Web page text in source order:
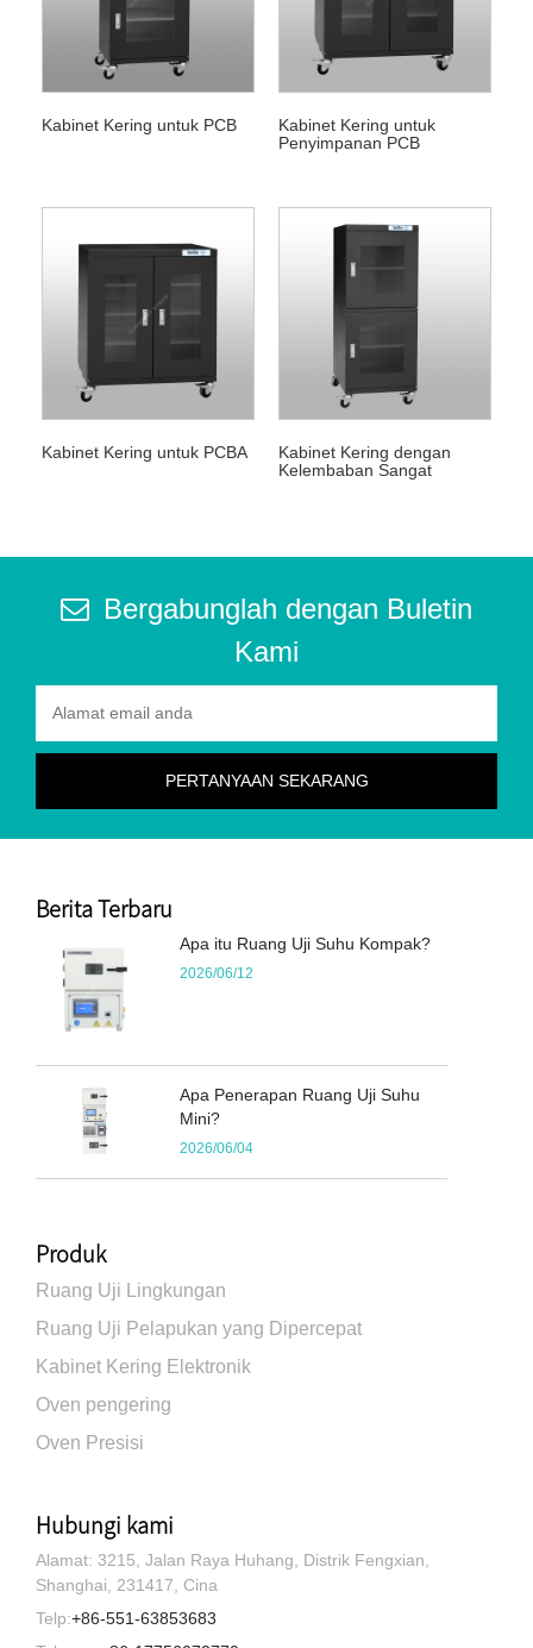
Kabinet Kering untuk PCB
Kabinet Kering untuk
Penyimpanan PCB
Kabinet Kering untuk PCBA
Kabinet Kering dengan
Kelembaban Sangat
Bergabunglah dengan Buletin
Kami
Berita Terbaru
Apa itu Ruang Uji Suhu Kompak?
2026/06/12
Apa Penerapan Ruang Uji Suhu
Mini?
2026/06/04
Produk
Ruang Uji Lingkungan
Ruang Uji Pelapukan yang Dipercepat
Kabinet Kering Elektronik
Oven pengering
Oven Presisi
Hubungi kami
Alamat: 3215, Jalan Raya Huhang, Distrik Fengxian,
Shanghai, 231417, Cina
Telp:+86-551-63853683